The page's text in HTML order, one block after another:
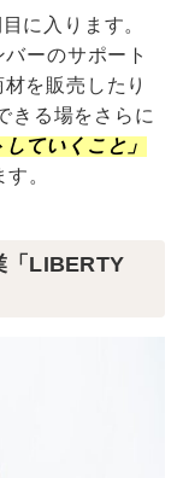
に入ります。
ーのサポート
を販売したり
きる場をさらに
ていくこと」
。
「LIBERTY